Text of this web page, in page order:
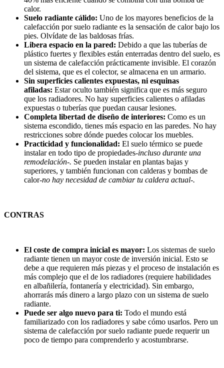
calor.
Suelo radiante cálido: Uno de los mayores beneficios de la
calefacción por suelo radiante es la sensación de calor bajo los
pies. Olvídate de las baldosas frías.
Libera espacio en la pared: Debido a que las tuberías de
plástico fuertes y flexibles están enterradas dentro del suelo, es
un sistema de calefacción prácticamente invisible. El corazón
del sistema, que es el colector, se almacena en un armario.
Sin superficies calientes expuestas, ni esquinas
afiladas: Estar oculto también significa que es más seguro
que los radiadores. No hay superficies calientes o afiladas
expuestas o tuberías que puedan causar lesiones.
Completa libertad de diseño de interiores: Como es un
sistema escondido, tienes más espacio en las paredes. No hay
restricciones sobre dónde puedes colocar los muebles.
Practicidad y funcionalidad: El suelo térmico se puede
instalar en todo tipo de propiedades-incluso durante una
remodelación-. Se pueden instalar en plantas bajas y
superiores, y también funcionan con calderas y bombas de
calor-no hay necesidad de cambiar tu caldera actual-.
CONTRAS
El coste de compra inicial es mayor: Los sistemas de suelo
radiante tienen un mayor coste de inversión inicial. Esto se
debe a que requieren más piezas y el proceso de instalación es
más complejo que el de los radiadores (requiere habilidades
en albañilería, fontanería y electricidad). Sin embargo,
ahorrarás más dinero a largo plazo con un sistema de suelo
radiante.
Puede ser algo nuevo para ti: Todo el mundo está
familiarizado con los radiadores y sabe cómo usarlos. Pero un
sistema de calefacción por suelo radiante puede requerir un
poco de tiempo para comprenderlo y acostumbrarse.